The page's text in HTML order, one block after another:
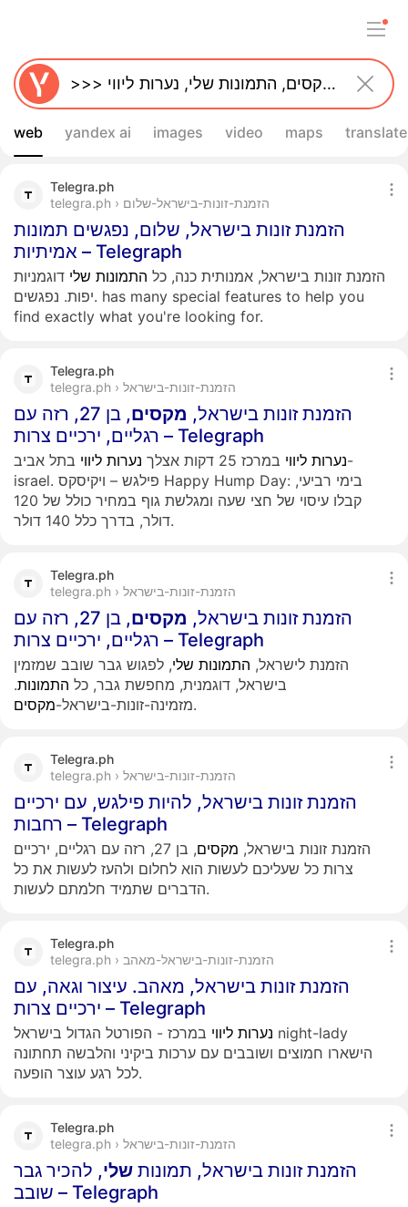
web yandex ai images video maps translate
Telegra.ph
telegra.ph › הזמנת-זונות-בישראל-שלום
הזמנת זונות בישראל, שלום, נפגשים תמונות
אמיתיות – Telegraph
הזמנת זונות בישראל, אמנותית כנה, כל התמונות שלי דוגמניות
יפות. נפגשים. has many special features to help you
find exactly what you're looking for.
Telegra.ph
telegra.ph › הזמנת-זונות-בישראל
הזמנת זונות בישראל, מקסים
, בן 27, רזה עם
רגליים, ירכיים צרות – Telegraph
נערות ליווי במרכז 25 דקות אצלך נערות ליווי בתל אביב-
israel. פילגש – ויקיסקס Happy Hump Day: בימי רביעי,
קבלו עיסוי של חצי שעה ומגלשת גוף במחיר כולל של 120
דולר, בדרך כלל 140 דולר.
Telegra.ph
telegra.ph › הזמנת-זונות-בישראל
הזמנת זונות בישראל, מקסים
, בן 27, רזה עם
רגליים, ירכיים צרות – Telegraph
הזמנת לישראל, התמונות שלי, לפגוש גבר שובב שמזמין
בישראל, דוגמנית, מחפשת גבר, כל התמונות.
מזמינה-זונות-בישראל-מקסים .
Telegra.ph
telegra.ph › הזמנת-זונות-בישראל
הזמנת זונות בישראל, להיות פילגש, עם ירכיים
רחבות – Telegraph
הזמנת זונות בישראל, מקסים
, בן 27, רזה עם רגליים, ירכיים
צרות כל שעליכם לעשות הוא לחלום ולהעז לעשות את כל
הדברים שתמיד חלמתם לעשות.
Telegra.ph
telegra.ph › הזמנת-זונות-בישראל-מאהב
הזמנת זונות בישראל, מאהב. עיצור וגאה, עם
ירכיים צרות – Telegraph
נערות ליווי במרכז - הפורטל הגדול בישראל night-lady
הישארו חמוצים ושובבים עם ערכות ביקיני והלבשה תחתונה
לכל רגע עוצר הופעה.
Telegra.ph
telegra.ph › הזמנת-זונות-בישראל
הזמנת זונות בישראל, תמונות שלי, להכיר גבר
שובב – Telegraph